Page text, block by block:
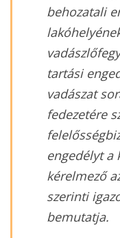
behozatali
tartási
vadászat
fedezetére
engedélyt a
kérelmező
szerinti
bemutatja.